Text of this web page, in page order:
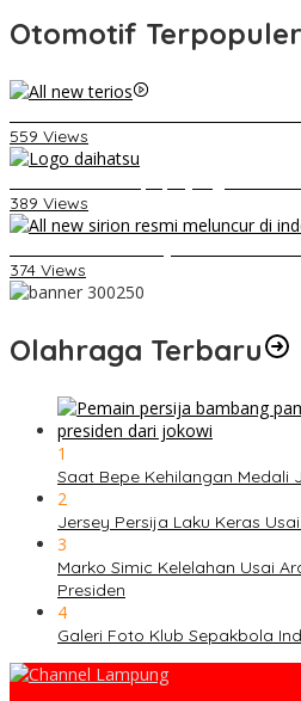
Otomotif Terpopuler
559 Views
389 Views
374 Views
Olahraga Terbaru
1
Saat Bepe Kehilangan Medali
2
Jersey Persija Laku Keras
3
Marko Simic Kelelahan Usai
Presiden
4
Galeri Foto Klub Sepakbola